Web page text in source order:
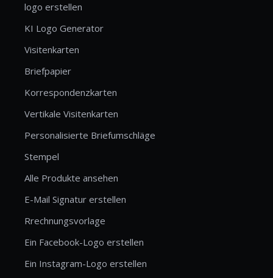
logo erstellen
KI Logo Generator
Visitenkarten
Briefpapier
Korrespondenzkarten
Vertikale Visitenkarten
Personalisierte Briefumschläge
Stempel
Alle Produkte ansehen
E-Mail Signatur erstellen
Rrechnungsvorlage
Ein Facebook-Logo erstellen
Ein Instagram-Logo erstellen